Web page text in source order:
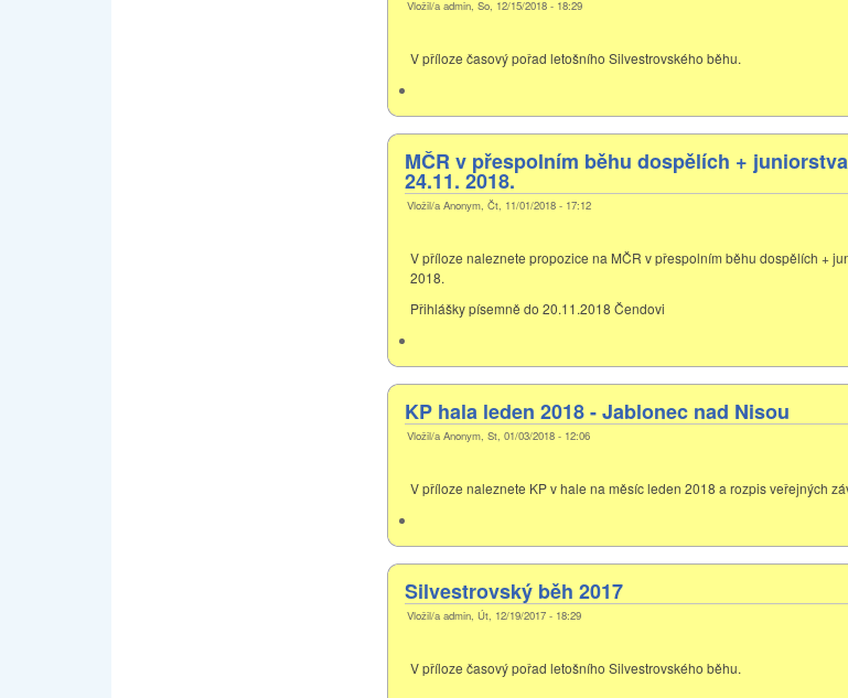
Vložil/a admin, So, 12/15/2018 - 18:29
V příloze časový pořad letošního Silvestrovského běhu.
MČR v přespolním běhu dospělích +
24.11. 2018.
Vložil/a Anonym, Čt, 11/01/2018 - 17:12
V příloze naleznete propozice na MČR v přespolním běhu dospělích +
2018.
Přihlášky písemně do 20.11.2018 Čendovi
KP hala leden 2018 - Jablonec nad Nisou
Vložil/a Anonym, St, 01/03/2018 - 12:06
V příloze naleznete KP v hale na měsíc leden 2018 a rozpis veřejných
Silvestrovský běh 2017
Vložil/a admin, Út, 12/19/2017 - 18:29
V příloze časový pořad letošního Silvestrovského běhu.